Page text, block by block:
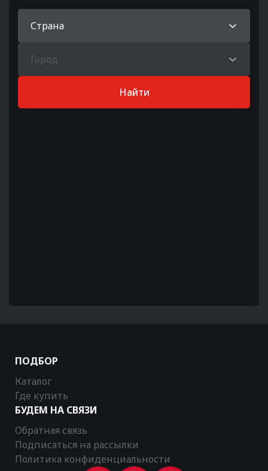
Страна
Город
Найти
ПОДБОР
Каталог
Где купить
БУДЕМ НА СВЯЗИ
Обратная связь
Подписаться на рассылки
Политика конфиденциальности